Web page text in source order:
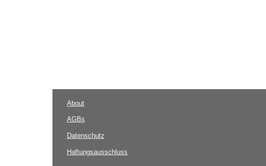
About
AGBs
Datenschutz
Haftungsausschluss